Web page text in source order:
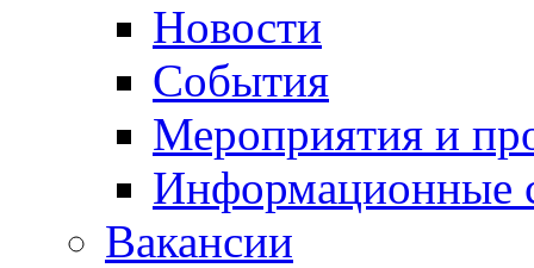
Новости
События
Мероприятия и
Информационные
Вакансии